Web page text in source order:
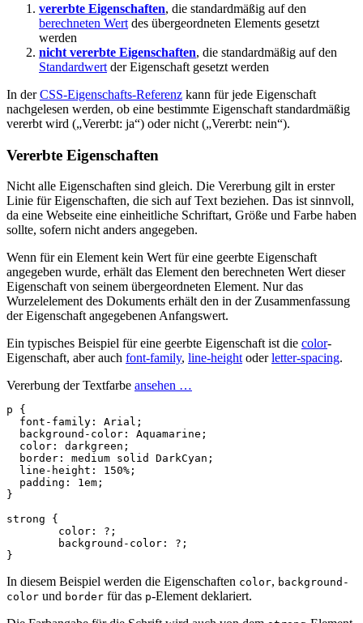
vererbte Eigenschaften, die standardmäßig auf den
berechneten Wert des übergeordneten Elements gesetzt
werden
nicht vererbte Eigenschaften, die standardmäßig auf den
Standardwert der Eigenschaft gesetzt werden
In derCSS-Eigenschafts-Referenz kann für jede Eigenschaft
nachgelesen werden, ob eine bestimmte Eigenschaft standardmäßig
vererbt wird („Vererbt: ja“) oder nicht („Vererbt: nein“).
Vererbte Eigenschaften
Nicht alle Eigenschaften sind gleich. Die Vererbung gilt in erster
Linie für Eigenschaften, die sich auf Text beziehen. Das ist sinnvoll,
da eine Webseite eine einheitliche Schriftart, Größe und Farbe haben
sollte, sofern nicht anders angegeben.
Wenn für ein Element kein Wert für eine geerbte Eigenschaft
angegeben wurde, erhält das Element den berechneten Wert dieser
Eigenschaft von seinem übergeordneten Element. Nur das
Wurzelelement des Dokuments erhält den in der Zusammenfassung
der Eigenschaft angegebenen Anfangswert.
Ein typisches Beispiel für eine geerbte Eigenschaft ist die color-
Eigenschaft, aber auch font-family, line-height oderletter-spacing.
Vererbung der Textfarbe ansehen …
p
{
font-family : Arial ;
background-color : Aquamarine ;
color : darkgreen ;
border : medium solid DarkCyan ;
line-height : 150% ;
padding : 1em ;
}
strong
{
color : ? ;
background-color : ? ;
}
In diesem Beispiel werden die Eigenschaften color, background-
color und border für das p-Element deklariert.